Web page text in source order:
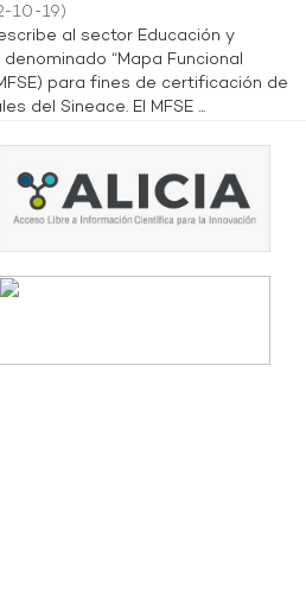
10-19)
al sector Educación y
“Mapa Funcional
para fines de certificación de
del Sineace. El MFSE ...
de la